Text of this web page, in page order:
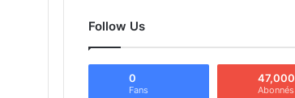
Follow Us
0
Fans
47,000
Abonnés